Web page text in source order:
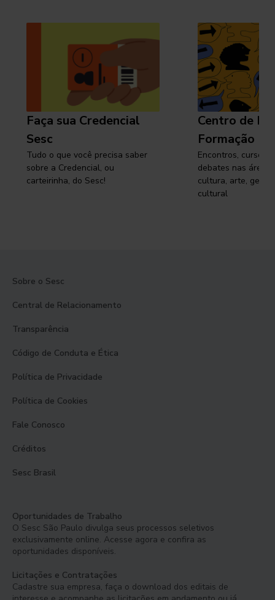
Faça sua Credencial
Sesc
Tudo o que você precisa saber
sobre a Credencial, ou
carteirinha, do Sesc!
Centro de
Formação
Encontros, cursos,
debates nas áreas
cultura, arte,
cultural
Sobre o Sesc
Central de Relacionamento
Transparência
Código de Conduta e Ética
Política de Privacidade
Política de Cookies
Fale Conosco
Créditos
Sesc Brasil
Oportunidades de Trabalho
O Sesc São Paulo divulga seus processos seletivos
exclusivamente online. Acesse agora e confira as
oportunidades disponíveis.
Licitações e Contratações
Cadastre sua empresa, faça o download dos editais de